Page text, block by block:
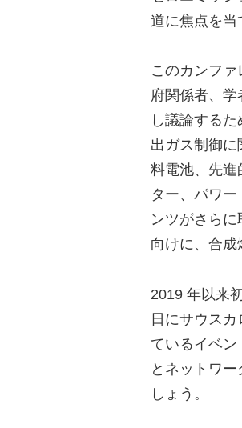
道に焦点を当
このカンフ
府関係者、
し議論する
出ガス制御
料電池、先進
ター、パワ
ンツがさら
向けに、合成
2019 年以来
日にサウス
ているイベ
とネットワ
しょう。